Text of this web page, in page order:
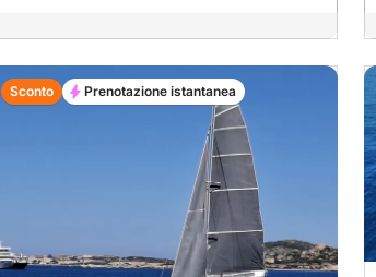
Sconto Prenotazione istantanea